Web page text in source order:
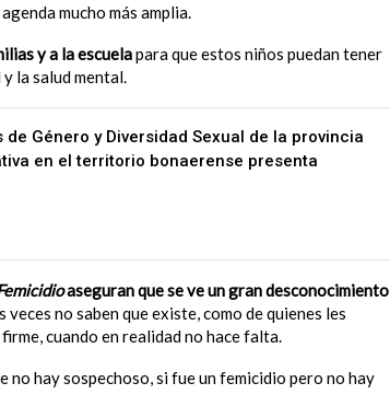
mucho más amplia.
y a la escuelapara que estos niños puedan tener
la salud mental.
Género y Diversidad Sexual de la provincia
en el territorio bonaerense presenta
aseguran que se ve un gran desconocimiento
no saben que existe, como de quienes les
cuando en realidad no hace falta.
no hay sospechoso, si fue un femicidio pero no hay